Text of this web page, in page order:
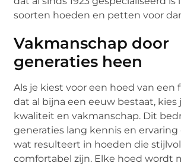
soorten hoeden en petten voor
Vakmanschap door
generaties heen
Als je kiest voor een hoed van een
dat al bijna een eeuw bestaat, kies
kwaliteit en vakmanschap. Dit
generaties lang kennis en
wat resulteert in hoeden die
comfortabel zijn. Elke hoed wordt